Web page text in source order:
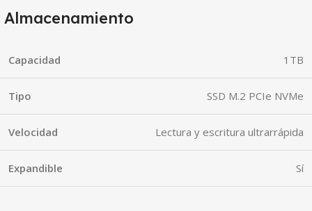
Almacenamiento
Capacidad 1TB
Tipo SSD M.2 PCIe NVMe
Velocidad Lectura y escritura ultrarrápida
Expandible Sí